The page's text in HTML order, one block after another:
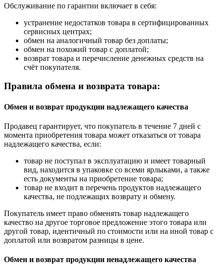
Обслуживание по гарантии включает в себя:
устранение недостатков товара в сертифицированных
сервисных центрах;
обмен на аналогичный товар без доплаты;
обмен на похожий товар с доплатой;
возврат товара и перечисление денежных средств на
счёт покупателя.
Правила обмена и возврата товара:
Обмен и возврат продукции надлежащего качества
Продавец гарантирует, что покупатель в течение 7 дней с
момента приобретения товара может отказаться от товара
надлежащего качества, если:
товар не поступал в эксплуатацию и имеет товарный
вид, находится в упаковке со всеми ярлыками, а также
есть документы на приобретение товара;
товар не входит в перечень продуктов надлежащего
качества, не подлежащих возврату и обмену.
Покупатель имеет право обменять товар надлежащего
качество на другое торговое предложение этого товара или
другой товар, идентичный по стоимости или на иной товар с
доплатой или возвратом разницы в цене.
Обмен и возврат продукции ненадлежащего качества